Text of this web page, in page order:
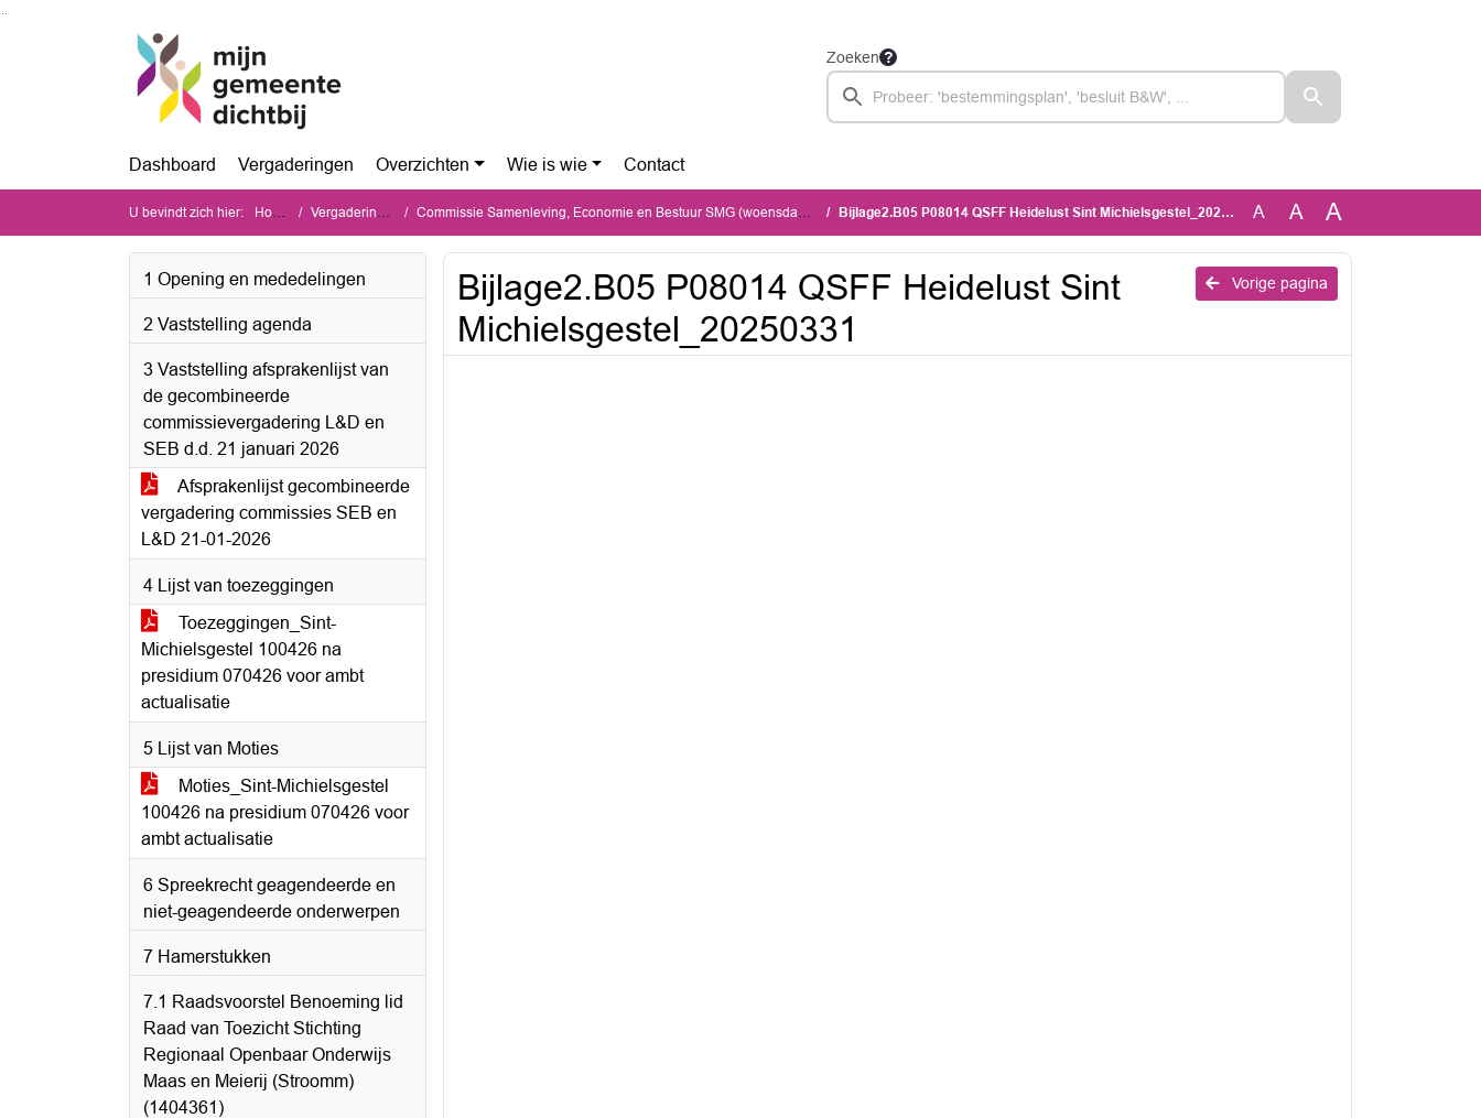
Zoeken
Dashboard Vergaderingen Overzichten Wie is wie Contact
U bevindt zich hier: Home Vergaderingen Commissie Samenleving, Economie en Bestuur SMG (woensdag 13 mei 2026) Bijlage2.B05 P08014 QSFF Heidelust Sint Michielsgestel_20250331 A A A
1 Opening en mededelingen
2 Vaststelling agenda
3 Vaststelling afsprakenlijst van
de gecombineerde
commissievergadering L&D en
SEB d.d. 21 januari 2026
Afsprakenlijst gecombineerde
vergadering commissies SEB en
L&D 21-01-2026
4 Lijst van toezeggingen
Toezeggingen_Sint-
Michielsgestel 100426 na
presidium 070426 voor ambt
actualisatie
5 Lijst van Moties
Moties_Sint-Michielsgestel
100426 na presidium 070426 voor
ambt actualisatie
6 Spreekrecht geagendeerde en
niet-geagendeerde onderwerpen
7 Hamerstukken
7.1 Raadsvoorstel Benoeming lid
Raad van Toezicht Stichting
Regionaal Openbaar Onderwijs
Maas en Meierij (Stroomm)
(1404361)
Vorige pagina
Bijlage2.B05 P08014 QSFF Heidelust Sint
Michielsgestel_20250331